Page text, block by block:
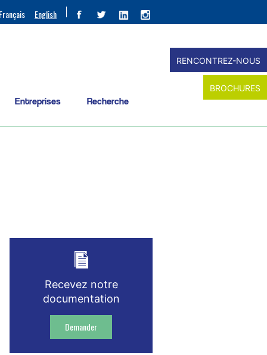
Français English
Entreprises Recherche
RENCONTREZ-NOUS
BROCHURES
Recevez notre
documentation
Demander